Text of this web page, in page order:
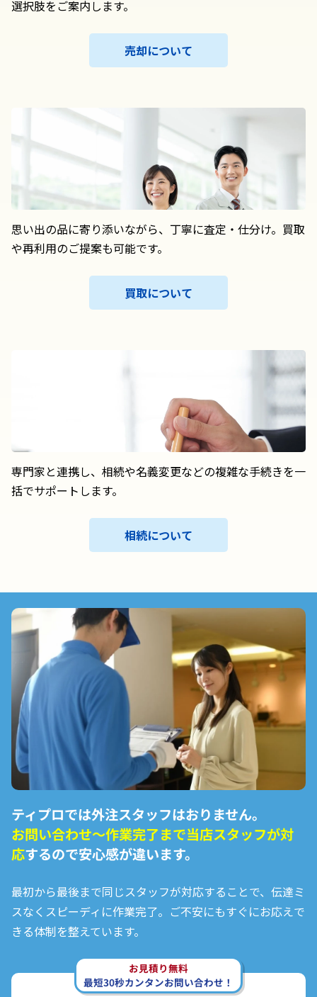
選択肢をご案内します。
売却について
思い出の品に寄り添いながら、丁寧に査定・仕分け。買取
や再利用のご提案も可能です。
買取について
専門家と連携し、相続や名義変更などの複雑な手続きを一
括でサポートします。
相続について
ティプロでは外注スタッフはおりません。
お問い合わせ〜作業完了まで当店スタッフが対
応するので安心感が違います。
最初から最後まで同じスタッフが対応することで、伝達ミ
スなくスピーディに作業完了。ご不安にもすぐにお応えで
きる体制を整えています。
お見積り無料
最短30秒カンタンお問い合わせ！